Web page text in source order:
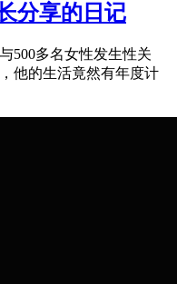
分享的日记
500多名女性发生性关
他的生活竟然有年度计